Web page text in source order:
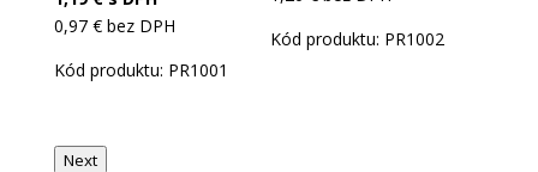
0,97 €bez DPH
Kód produktu: PR1001
Kód produktu: PR1002
Next